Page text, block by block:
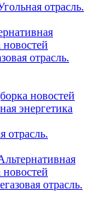
отрасль.
отрасль.
новостей
энергетика
отрасль.
отрасль.